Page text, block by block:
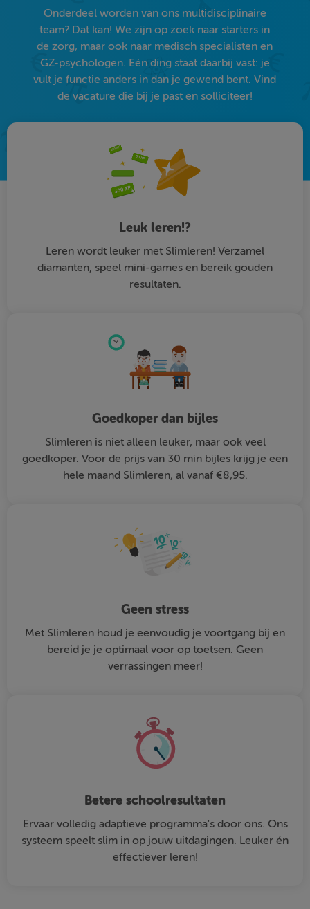
Onderdeel worden van ons multidisciplinaire
team? Dat kan! We zijn op zoek naar starters in
de zorg, maar ook naar medisch specialisten en
GZ-psychologen. Eén ding staat daarbij vast: je
vult je functie anders in dan je gewend bent. Vind
de vacature die bij je past en solliciteer!
Leuk leren!?
Leren wordt leuker met Slimleren! Verzamel
diamanten, speel mini-games en bereik gouden
resultaten.
Goedkoper dan bijles
Slimleren is niet alleen leuker, maar ook veel
goedkoper. Voor de prijs van 30 min bijles krijg je een
hele maand Slimleren, al vanaf €8,95.
Geen stress
Met Slimleren houd je eenvoudig je voortgang bij en
bereid je je optimaal voor op toetsen. Geen
verrassingen meer!
Betere schoolresultaten
Ervaar volledig adaptieve programma's door ons. Ons
systeem speelt slim in op jouw uitdagingen. Leuker én
effectiever leren!